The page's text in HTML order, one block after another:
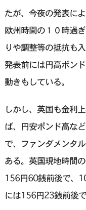
たが、今夜の発表に
欧州時間の１０時過
りや調整等の抵抗も
発表前には円高ポン
動きもしている。
しかし、英国も金利
ば、円安ポンド高な
で、ファンダメンタ
ある。英国現地時間
156円60銭前後で、
には156円23銭前後で